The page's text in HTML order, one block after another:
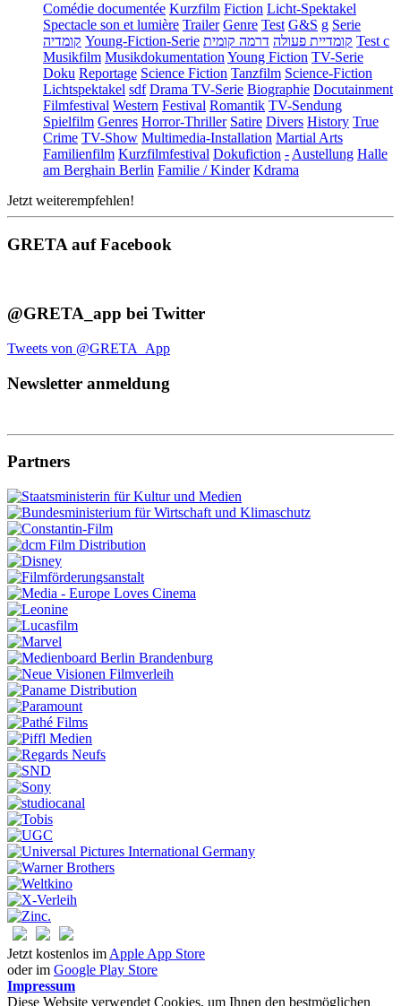
Comédie documentée Kurzfilm Fiction Licht-Spektakel
Spectacle son et lumière Trailer Genre Test G&S g Serie
קומדיה Young-Fiction-Serie קומדיית פעולה דרמה קומית
Test c
Musikfilm Musikdokumentation Young Fiction TV-Serie
Doku Reportage Science Fiction Tanzfilm Science-Fiction
Lichtspektakel sdf Drama TV-Serie Biographie Docutainment
Filmfestival Western Festival Romantik TV-Sendung
Spielfilm Genres Horror-Thriller Satire Divers History True
Crime TV-Show Multimedia-Installation Martial Arts
Familienfilm Kurzfilmfestival Dokufiction - Austellung Halle
am Berghain Berlin Familie / Kinder Kdrama
Jetzt weiterempfehlen!
GRETA auf Facebook
@GRETA_app bei Twitter
Tweets von @GRETA_App
Newsletter anmeldung
Partners
Jetzt kostenlos im Apple App Store
oder im Google Play Store
Impressum
Diese Website verwendet Cookies, um Ihnen den bestmöglichen